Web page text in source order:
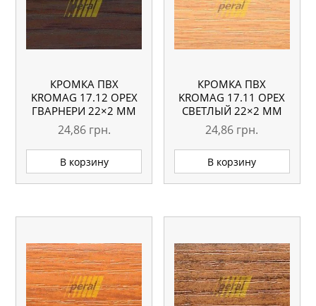
КРОМКА ПВХ
KROMAG 17.12 ОРЕХ
ГВАРНЕРИ 22×2 ММ
24,86 грн.
В корзину
КРОМКА ПВХ
KROMAG 17.11 ОРЕХ
СВЕТЛЫЙ 22×2 ММ
24,86 грн.
В корзину